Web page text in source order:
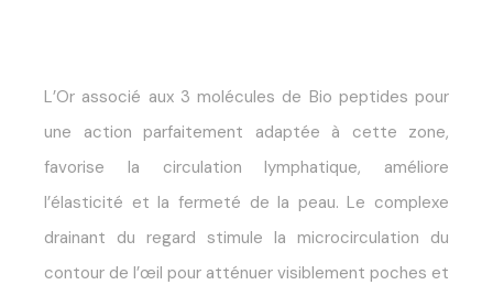
L’Or associé aux 3 molécules de Bio peptides pour
une action parfaitement adaptée à cette zone,
favorise la circulation lymphatique, améliore
l’élasticité et la fermeté de la peau. Le complexe
drainant du regard stimule la microcirculation du
contour de l’œil pour atténuer visiblement poches et